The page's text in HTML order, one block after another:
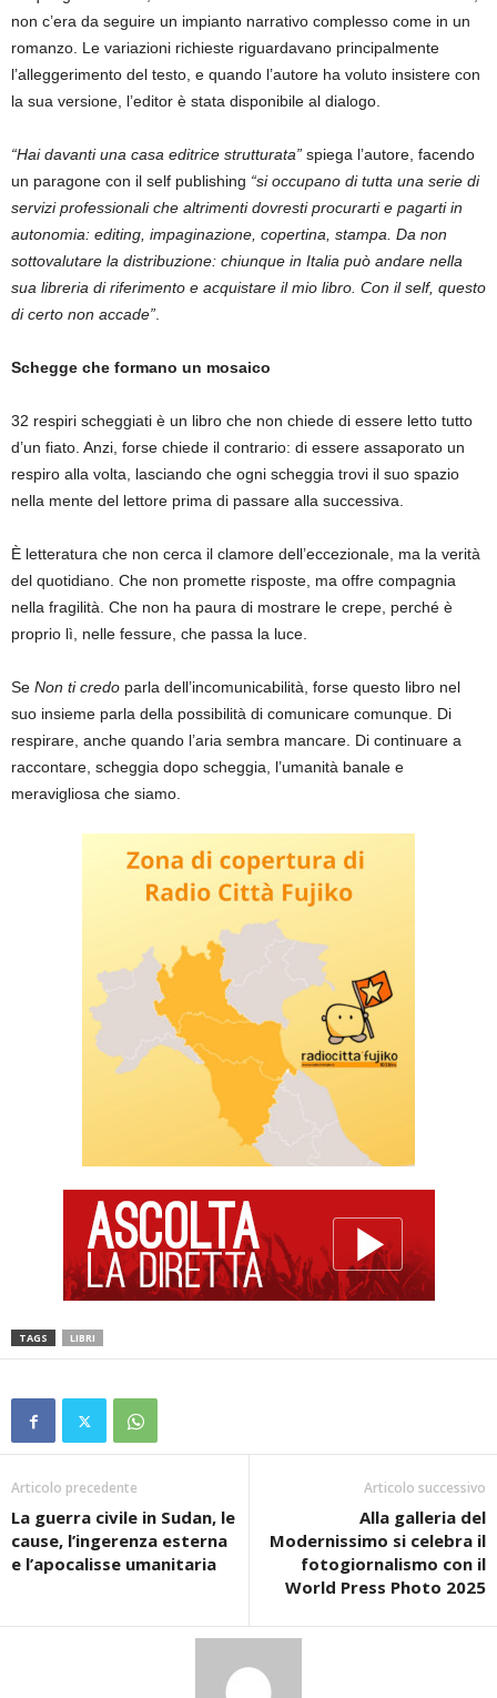
non c’era da seguire un impianto narrativo complesso come in un
romanzo. Le variazioni richieste riguardavano principalmente
l’alleggerimento del testo, e quando l’autore ha voluto insistere con
la sua versione, l’editor è stata disponibile al dialogo.
“Hai davanti una casa editrice strutturata” spiega l’autore, facendo
un paragone con il self publishing “si occupano di tutta una serie di
servizi professionali che altrimenti dovresti procurarti e pagarti in
autonomia: editing, impaginazione, copertina, stampa. Da non
sottovalutare la distribuzione: chiunque in Italia può andare nella
sua libreria di riferimento e acquistare il mio libro. Con il self, questo
di certo non accade”.
Schegge che formano un mosaico
32 respiri scheggiati è un libro che non chiede di essere letto tutto
d’un fiato. Anzi, forse chiede il contrario: di essere assaporato un
respiro alla volta, lasciando che ogni scheggia trovi il suo spazio
nella mente del lettore prima di passare alla successiva.
È letteratura che non cerca il clamore dell’eccezionale, ma la verità
del quotidiano. Che non promette risposte, ma offre compagnia
nella fragilità. Che non ha paura di mostrare le crepe, perché è
proprio lì, nelle fessure, che passa la luce.
Se Non ti credo parla dell’incomunicabilità, forse questo libro nel
suo insieme parla della possibilità di comunicare comunque. Di
respirare, anche quando l’aria sembra mancare. Di continuare a
raccontare, scheggia dopo scheggia, l’umanità banale e
meravigliosa che siamo.
TAGS LIBRI
Articolo precedente
La guerra civile in Sudan, le
cause, l’ingerenza esterna
e l’apocalisse umanitaria
Articolo successivo
Alla galleria del
Modernissimo si celebra il
fotogiornalismo con il
World Press Photo 2025